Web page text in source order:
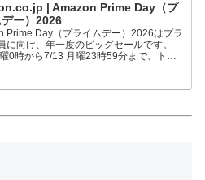
| Amazon Prime Day（プ
ー）2026
Prime Day（プライムデー）2026はプラ
に向け、年一度のビッグセールです。
0時から7/13 月曜23時59分まで、トッ